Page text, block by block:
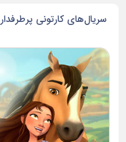
سریال‌های کارتونی پرطرفدار